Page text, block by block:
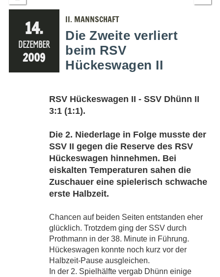
14.
DEZEMBER
2009
II. MANNSCHAFT
Die Zweite verliert
beim RSV
Hückeswagen II
RSV Hückeswagen II - SSV Dhünn II
3:1 (1:1).
Die 2. Niederlage in Folge musste der
SSV II gegen die Reserve des RSV
Hückeswagen hinnehmen. Bei
eiskalten Temperaturen sahen die
Zuschauer eine spielerisch schwache
erste Halbzeit.
Chancen auf beiden Seiten entstanden eher
glücklich. Trotzdem ging der SSV durch
Prothmann in der 38. Minute in Führung.
Hückeswagen konnte noch kurz vor der
Halbzeit-Pause ausgleichen.
In der 2. Spielhälfte vergab Dhünn einige